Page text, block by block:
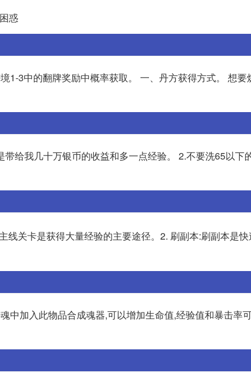
惑
1-3中的翻牌奖励中概率获取。 一、丹方获得方式。 想要
给我几十万银币的收益和多一点经验。 2.不要洗65以下
线关卡是获得大量经验的主要途径。2. 刷副本:刷副本是
中加入此物品合成魂器,可以增加生命值,经验值和暴击率